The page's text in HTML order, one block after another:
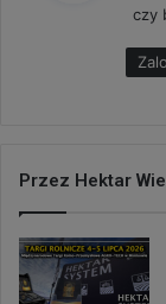
czy
Przez Hektar